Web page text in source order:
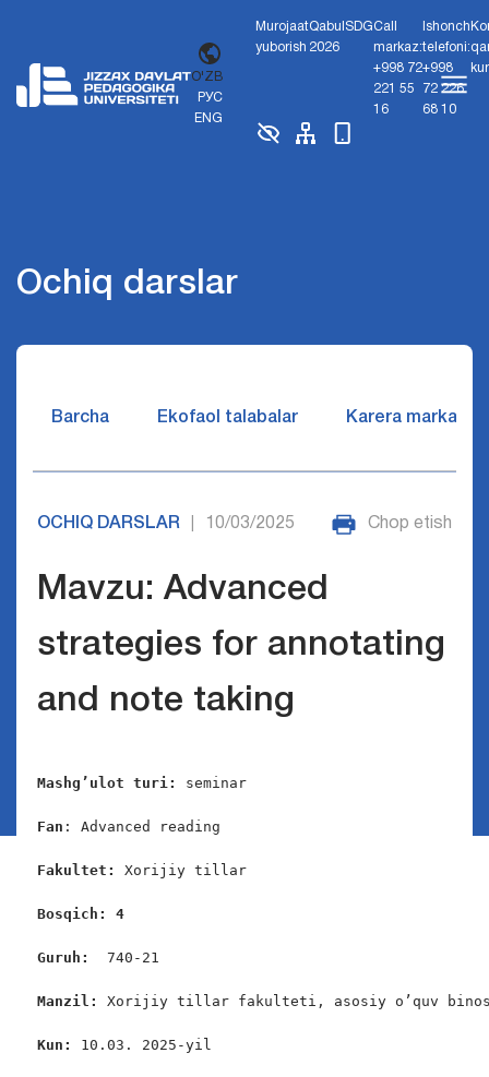
O'ZB
РУС
ENG
Murojaat
yuborish
Qabul
2026
SDGCall
markaz:
+998 72
221 55
16
Ishonch
telefoni:
+998
72 226
68 10
Ochiq darslar
Barcha Ekofaol talabalar Karera markazi
OCHIQ DARSLAR 10/03/2025 Chop etish
Mavzu: Advanced
strategies for annotating
and note taking
Mashg’ulot turi: seminar
Fan : Advanced reading
Fakultet: Xorijiy tillar
Bosqich: 4
Guruh: 740-21
Manzil: Xorijiy tillar fakulteti, asosiy o’quv
Kun: 10.03. 2025-yil